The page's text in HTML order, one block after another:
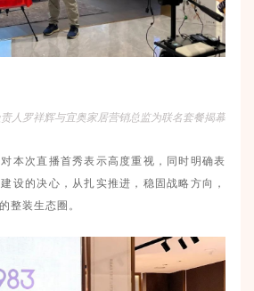
人罗祥辉与宜奥家居营销总监为联名套餐揭幕
本次直播首秀表示高度重视，同时明确表
设的决心，从扎实推进，稳固战略方向，
整装生态圈。